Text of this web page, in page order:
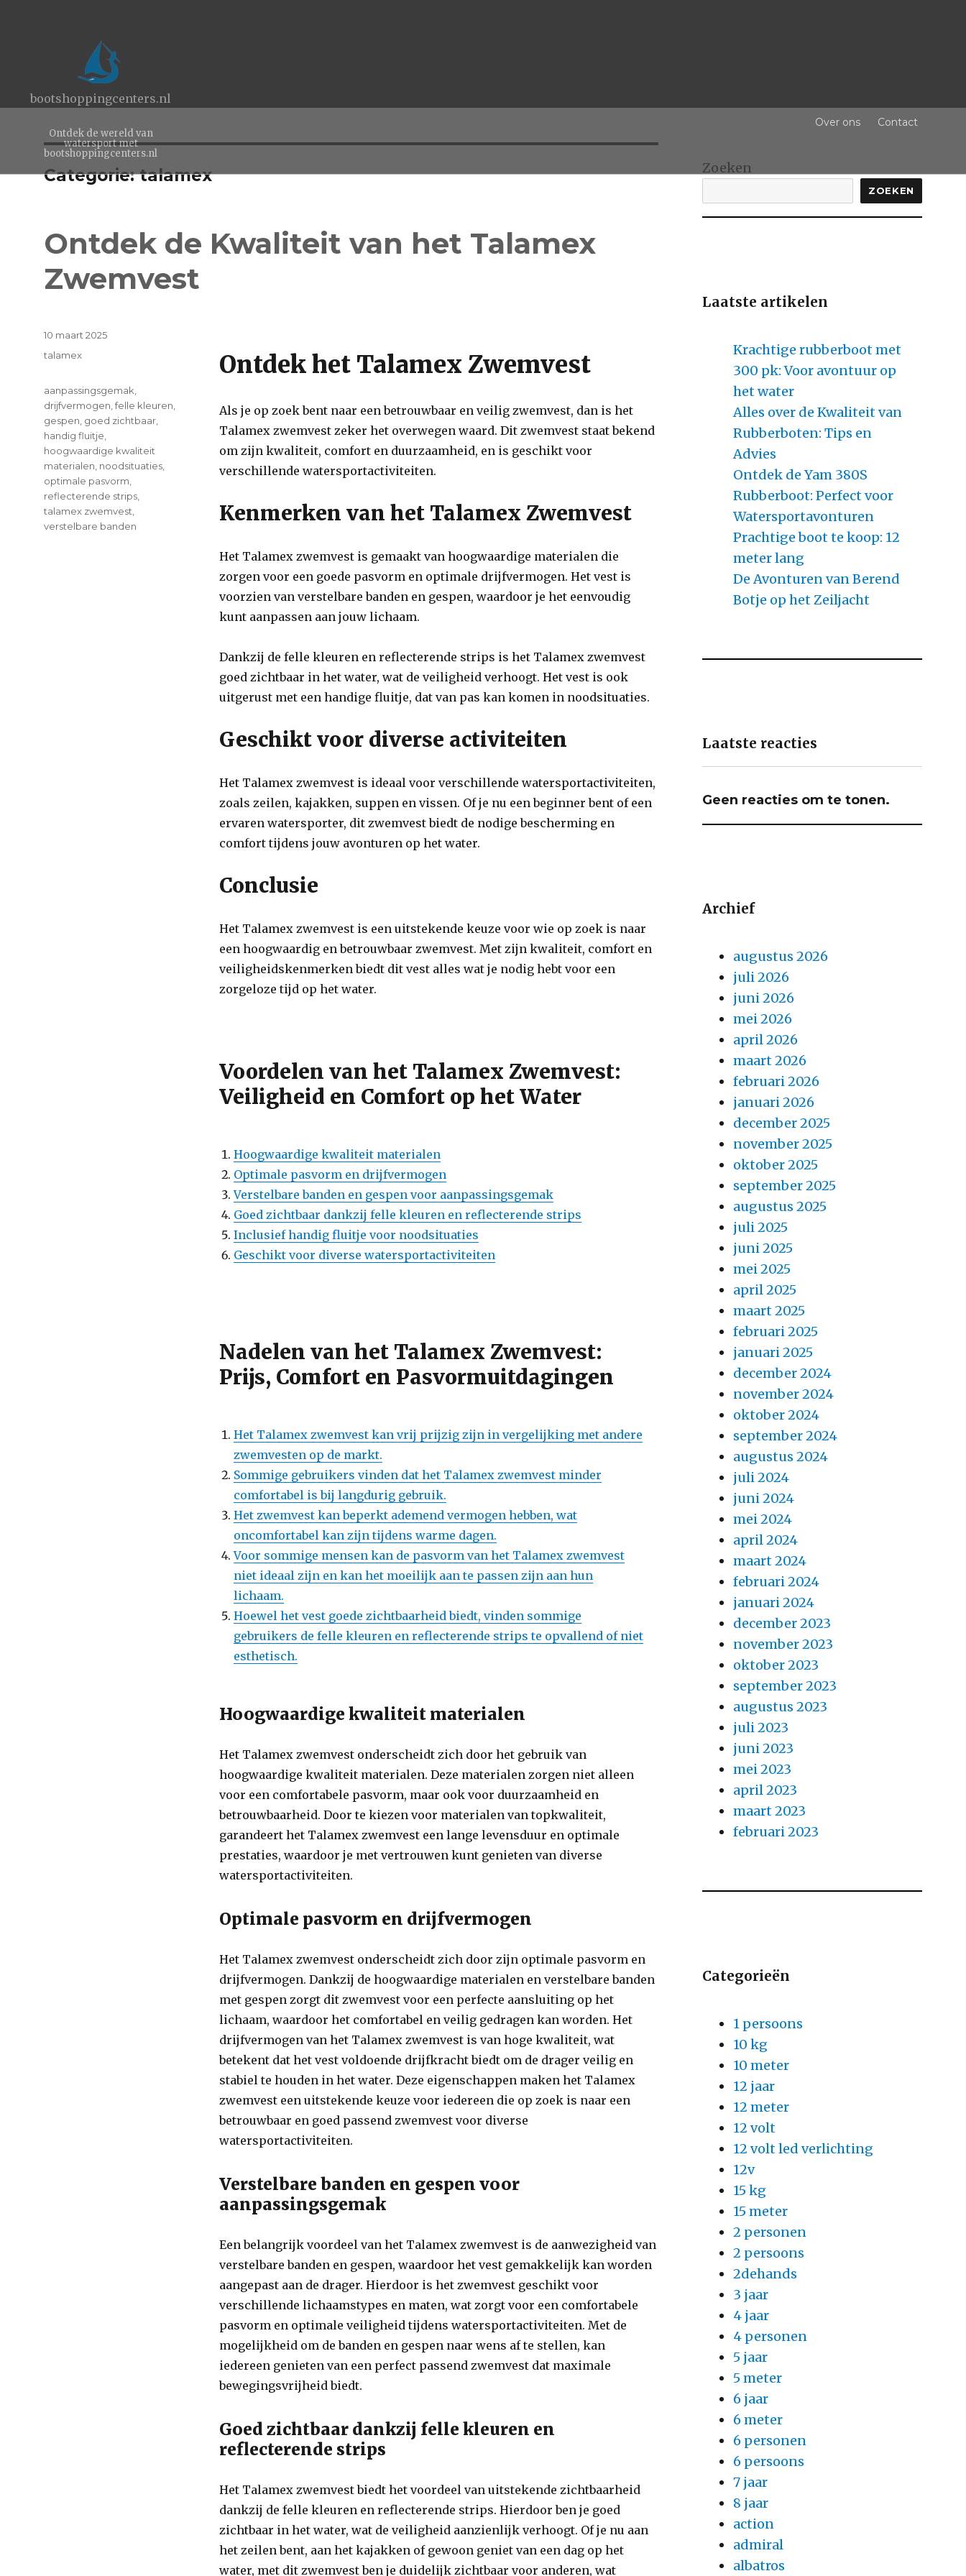
bootshoppingcenters.nl
Ontdek de wereld van
watersport met
bootshoppingcenters.nl
Over ons Contact
Categorie:talamex
Ontdek de Kwaliteit van het Talamex
Zwemvest
Ontdek het Talamex Zwemvest
Als je op zoek bent naar een betrouwbaar en veilig zwemvest, dan is het
Talamex zwemvest zeker het overwegen waard. Dit zwemvest staat bekend
om zijn kwaliteit, comfort en duurzaamheid, en is geschikt voor
verschillende watersportactiviteiten.
Kenmerken van het Talamex Zwemvest
Het Talamex zwemvest is gemaakt van hoogwaardige materialen die
zorgen voor een goede pasvorm en optimale drijfvermogen. Het vest is
voorzien van verstelbare banden en gespen, waardoor je het eenvoudig
kunt aanpassen aan jouw lichaam.
Dankzij de felle kleuren en reflecterende strips is het Talamex zwemvest
goed zichtbaar in het water, wat de veiligheid verhoogt. Het vest is ook
uitgerust met een handige fluitje, dat van pas kan komen in noodsituaties.
Geschikt voor diverse activiteiten
Het Talamex zwemvest is ideaal voor verschillende watersportactiviteiten,
zoals zeilen, kajakken, suppen en vissen. Of je nu een beginner bent of een
ervaren watersporter, dit zwemvest biedt de nodige bescherming en
comfort tijdens jouw avonturen op het water.
Conclusie
Het Talamex zwemvest is een uitstekende keuze voor wie op zoek is naar
een hoogwaardig en betrouwbaar zwemvest. Met zijn kwaliteit, comfort en
veiligheidskenmerken biedt dit vest alles wat je nodig hebt voor een
zorgeloze tijd op het water.
Voordelen van het Talamex Zwemvest:
Veiligheid en Comfort op het Water
Hoogwaardige kwaliteit materialen
Optimale pasvorm en drijfvermogen
Verstelbare banden en gespen voor aanpassingsgemak
Goed zichtbaar dankzij felle kleuren en reflecterende strips
Inclusief handig fluitje voor noodsituaties
Geschikt voor diverse watersportactiviteiten
Nadelen van het Talamex Zwemvest:
Prijs, Comfort en Pasvormuitdagingen
Het Talamex zwemvest kan vrij prijzig zijn in vergelijking met andere
zwemvesten op de markt.
Sommige gebruikers vinden dat het Talamex zwemvest minder
comfortabel is bij langdurig gebruik.
Het zwemvest kan beperkt ademend vermogen hebben, wat
oncomfortabel kan zijn tijdens warme dagen.
Voor sommige mensen kan de pasvorm van het Talamex zwemvest
niet ideaal zijn en kan het moeilijk aan te passen zijn aan hun
lichaam.
Hoewel het vest goede zichtbaarheid biedt, vinden sommige
gebruikers de felle kleuren en reflecterende strips te opvallend of niet
esthetisch.
Hoogwaardige kwaliteit materialen
Het Talamex zwemvest onderscheidt zich door het gebruik van
hoogwaardige kwaliteit materialen. Deze materialen zorgen niet alleen
voor een comfortabele pasvorm, maar ook voor duurzaamheid en
betrouwbaarheid. Door te kiezen voor materialen van topkwaliteit,
garandeert het Talamex zwemvest een lange levensduur en optimale
prestaties, waardoor je met vertrouwen kunt genieten van diverse
watersportactiviteiten.
Optimale pasvorm en drijfvermogen
Het Talamex zwemvest onderscheidt zich door zijn optimale pasvorm en
drijfvermogen. Dankzij de hoogwaardige materialen en verstelbare banden
met gespen zorgt dit zwemvest voor een perfecte aansluiting op het
lichaam, waardoor het comfortabel en veilig gedragen kan worden. Het
drijfvermogen van het Talamex zwemvest is van hoge kwaliteit, wat
betekent dat het vest voldoende drijfkracht biedt om de drager veilig en
stabiel te houden in het water. Deze eigenschappen maken het Talamex
zwemvest een uitstekende keuze voor iedereen die op zoek is naar een
betrouwbaar en goed passend zwemvest voor diverse
watersportactiviteiten.
Verstelbare banden en gespen voor
aanpassingsgemak
Een belangrijk voordeel van het Talamex zwemvest is de aanwezigheid van
verstelbare banden en gespen, waardoor het vest gemakkelijk kan worden
aangepast aan de drager. Hierdoor is het zwemvest geschikt voor
verschillende lichaamstypes en maten, wat zorgt voor een comfortabele
pasvorm en optimale veiligheid tijdens watersportactiviteiten. Met de
mogelijkheid om de banden en gespen naar wens af te stellen, kan
iedereen genieten van een perfect passend zwemvest dat maximale
bewegingsvrijheid biedt.
Goed zichtbaar dankzij felle kleuren en
reflecterende strips
Het Talamex zwemvest biedt het voordeel van uitstekende zichtbaarheid
dankzij de felle kleuren en reflecterende strips. Hierdoor ben je goed
zichtbaar in het water, wat de veiligheid aanzienlijk verhoogt. Of je nu aan
het zeilen bent, aan het kajakken of gewoon geniet van een dag op het
water, met dit zwemvest ben je duidelijk zichtbaar voor anderen, wat
Posted
on
10 maart 2025
Categories
talamex
Tags
aanpassingsgemak
drijfvermogen ,felle kleuren
gespen goed zichtbaar
handig fluitje
hoogwaardige kwaliteit
materialen noodsituaties
optimale pasvorm
reflecterende strips
talamex zwemvest
verstelbare banden
Zoeken
ZOEKEN
Laatste artikelen
Krachtige rubberboot met
300 pk: Voor avontuur op
het water
Alles over de Kwaliteit van
Rubberboten: Tips en
Advies
Ontdek de Yam 380S
Rubberboot: Perfect voor
Watersportavonturen
Prachtige boot te koop: 12
meter lang
De Avonturen van Berend
Botje op het Zeiljacht
Laatste reacties
Geen reacties om te tonen.
Archief
augustus 2026
juli 2026
juni 2026
mei 2026
april 2026
maart 2026
februari 2026
januari 2026
december 2025
november 2025
oktober 2025
september 2025
augustus 2025
juli 2025
juni 2025
mei 2025
april 2025
maart 2025
februari 2025
januari 2025
december 2024
november 2024
oktober 2024
september 2024
augustus 2024
juli 2024
juni 2024
mei 2024
april 2024
maart 2024
februari 2024
januari 2024
december 2023
november 2023
oktober 2023
september 2023
augustus 2023
juli 2023
juni 2023
mei 2023
april 2023
maart 2023
februari 2023
Categorieën
1 persoons
10 kg
10 meter
12 jaar
12 meter
12 volt
12 volt led verlichting
12v
15 kg
15 meter
2 personen
2 persoons
2dehands
3 jaar
4 jaar
4 personen
5 jaar
5 meter
6 jaar
6 meter
6 personen
6 persoons
7 jaar
8 jaar
action
admiral
albatros